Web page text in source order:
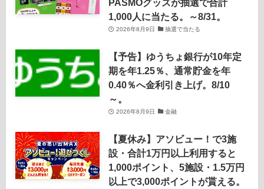
1,000人に当たる。～8/31。
2026年8月9日 抽選で当たる
【予告】ゆうちょ銀行が10年定
期を年1.25％、通常貯金を年
0.40％へ金利引き上げ。8/10
～。
2026年8月9日 金融
【夏休み】アソビュー！で3施
設・合計1万円以上利用すると
1,000ポイント、5施設・1.5万円
以上で3,000ポイントが貰える。